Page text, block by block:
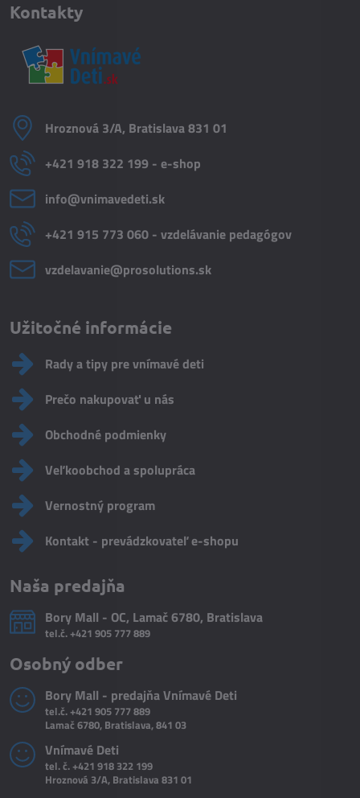
Kontakty
Hroznová 3/A, Bratislava 831 01
+421 918 322 199 - e-shop
info​@vnimavedeti​.sk
+421 915 773 060 - vzdelávanie pedagógov
vzdelavanie​@prosolutions​.sk
Užitočné informácie
Rady a tipy pre vnímavé deti
Prečo nakupovať u nás
Obchodné podmienky
Veľkoobchod a spolupráca
Vernostný program
Kontakt - prevádzkovateľ e-shopu
Naša predajňa
Bory Mall - OC, Lamač 6780, Bratislava
tel.č.+421 905 777 889
Osobný odber
Bory Mall - predajňa Vnímavé Deti
tel.č.+421 905 777 889
Lamač 6780, Bratislava, 841 03
Vnímavé Deti
tel. č.+421 918 322 199
Hroznová 3/A, Bratislava 831 01